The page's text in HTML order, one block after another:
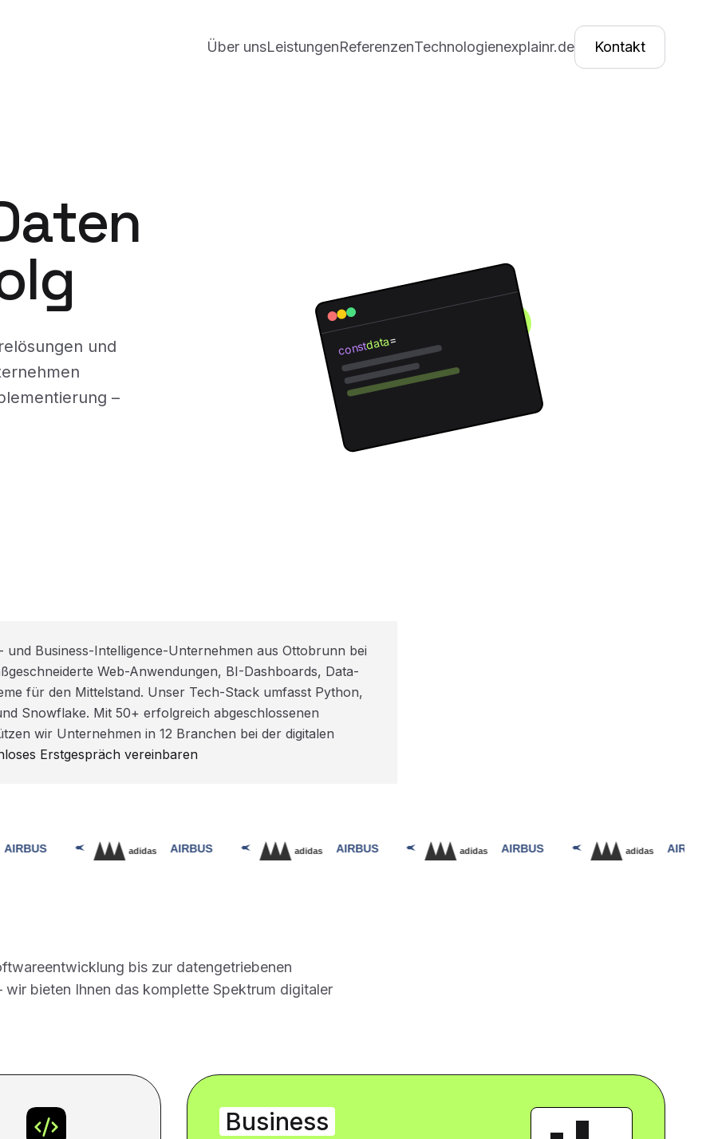
Über unsLeistungenReferenzenTechnologienexplainr.de Kontakt
und
–
constdata=
und Business-Intelligence-Unternehmen aus Ottobrunn bei
Web-Anwendungen, BI-Dashboards, Data-
für den Mittelstand. Unser Tech-Stack umfasst Python,
Snowflake. Mit 50+ erfolgreich abgeschlossenen
wir Unternehmen in 12 Branchen bei der digitalen
Erstgespräch vereinbaren
bis zur datengetriebenen
wir bieten Ihnen das komplette Spektrum digitaler
Business